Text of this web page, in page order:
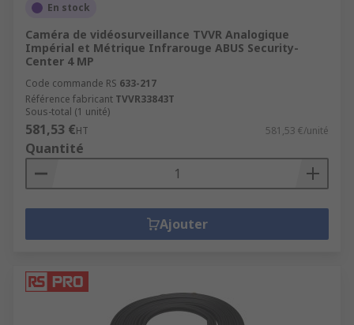
En stock
Caméra de vidéosurveillance TVVR Analogique
Impérial et Métrique Infrarouge ABUS Security-
Center 4 MP
Code commande RS 633-217
Référence fabricant TVVR33843T
Sous-total (1 unité)
581,53 €HT 581,53 €/unité
Quantité
Ajouter